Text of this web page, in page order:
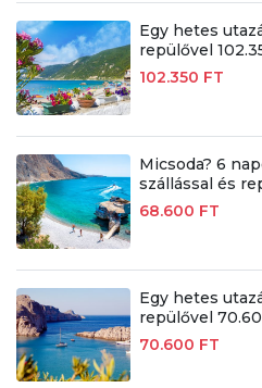
Egy hetes
repülővel
102.350 FT
Micsoda? 6
szállással és
68.600 FT
Egy hetes
repülővel
70.600 FT